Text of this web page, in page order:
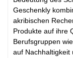
Geschenkly
akribischen
Produkte auf ihre
Berufsgruppen
auf Nachhaltigkeit